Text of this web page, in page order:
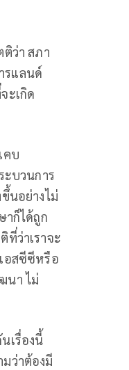
ว่า สภา
รแลนด์
ะเกิด
คบ
ะบวนการ
นอย่างไม่
าก็ได้ถูก
ที่ว่าเราจะ
อสซีซีหรือ
นา ไม่
เรื่องนี้
ว่าต้องมี